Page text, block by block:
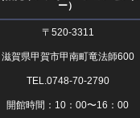
ー）
〒520-3311
滋賀県甲賀市甲南町竜法師600
TEL.0748-70-2790
開館時間：10：00〜16：00